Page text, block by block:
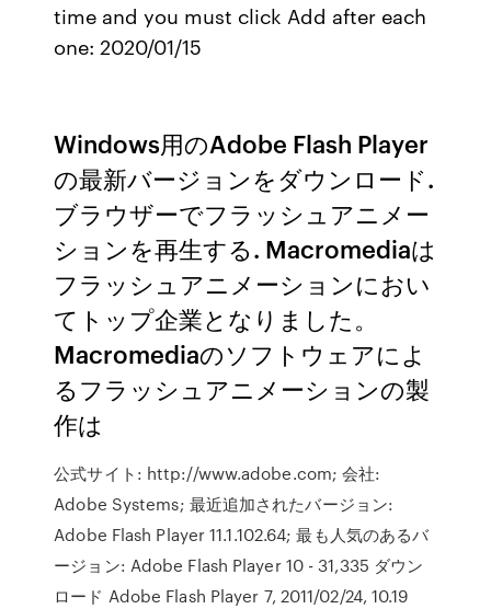
time and you must click Add after each
one: 2020/01/15
Windows用のAdobe Flash Player
の最新バージョンをダウンロード.
ブラウザーでフラッシュアニメー
ションを再生する. Macromediaは
フラッシュアニメーションにおい
てトップ企業となりました。
Macromediaのソフトウェアによ
るフラッシュアニメーションの製
作は
公式サイト: http://www.adobe.com; 会社:
Adobe Systems; 最近追加されたバージョン:
Adobe Flash Player 11.1.102.64; 最も人気のあるバ
ージョン: Adobe Flash Player 10 - 31,335 ダウン
ロード Adobe Flash Player 7, 2011/02/24, 10.19